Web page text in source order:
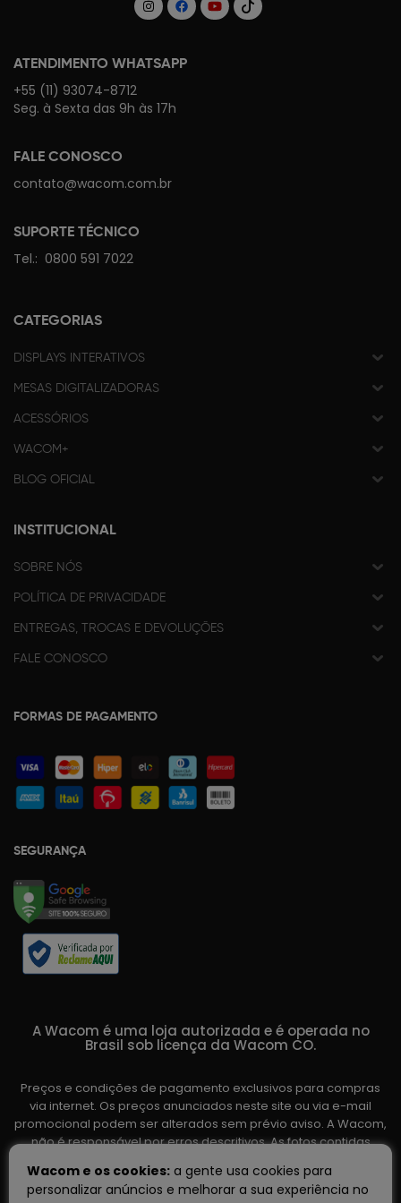
ATENDIMENTO WHATSAPP
+55 (11) 93074-8712
Seg. à Sexta das 9h às 17h
FALE CONOSCO
contato@wacom.com.br
SUPORTE TÉCNICO
Tel.: 0800 591 7022
CATEGORIAS
DISPLAYS INTERATIVOS
MESAS DIGITALIZADORAS
ACESSÓRIOS
WACOM+
BLOG OFICIAL
INSTITUCIONAL
SOBRE NÓS
POLÍTICA DE PRIVACIDADE
ENTREGAS, TROCAS E DEVOLUÇÕES
FALE CONOSCO
FORMAS DE PAGAMENTO
SEGURANÇA
A Wacom é uma loja autorizada e é operada no
Brasil sob licença da Wacom CO.
Preços e condições de pagamento exclusivos para compras
via internet. Os preços anunciados neste site ou via e-mail
promocional podem ser alterados sem prévio aviso. A Wacom,
não é responsável por erros descritivos. As fotos contidas
variar de acordo com o fornecedor/lote do fabricante. Ofertas
válidas até o término de nossos estoques. Vendas sujeitas à
Wacom e os cookies: a gente usa cookies para
personalizar anúncios e melhorar a sua experiência no